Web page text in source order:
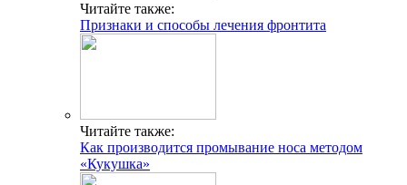
Читайте также:
Признаки и способы лечения фронтита
Читайте также:
Как производится промывание носа методом
«Кукушка»